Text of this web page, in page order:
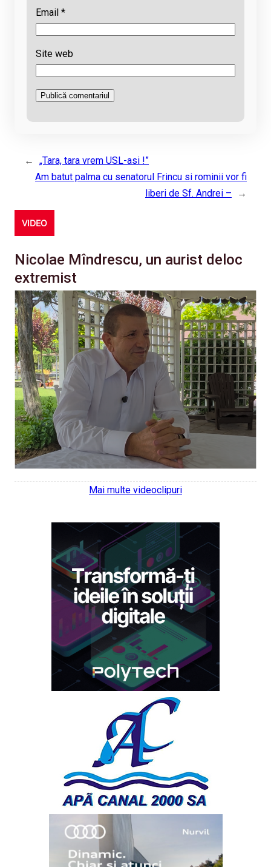
Email *
Site web
←
„Tara, tara vrem USL-asi !”
Am batut palma cu senatorul Frincu si rominii vor fi
liberi de Sf. Andrei –
→
VIDEO
Nicolae Mîndrescu, un aurist deloc
extremist
Mai multe videoclipuri